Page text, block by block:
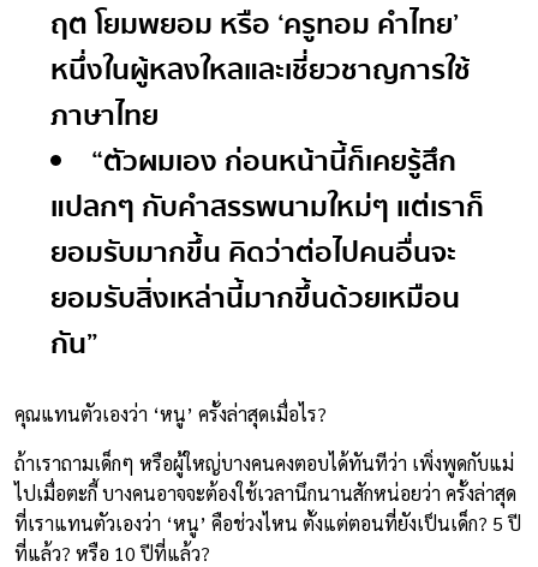
ฤต โยมพยอม หรือ ‘ครูทอม คำไทย’
หนึ่งในผู้หลงใหลและเชี่ยวชาญการใช้
ภาษาไทย
“ตัวผมเอง ก่อนหน้านี้ก็เคยรู้สึก
แปลกๆ กับคำสรรพนามใหม่ๆ แต่เราก็
ยอมรับมากขึ้น คิดว่าต่อไปคนอื่นจะ
ยอมรับสิ่งเหล่านี้มากขึ้นด้วยเหมือน
กัน”
คุณแทนตัวเองว่า ‘หนู’ ครั้งล่าสุดเมื่อไร?
ถ้าเราถามเด็กๆ หรือผู้ใหญ่บางคนคงตอบได้ทันทีว่า เพิ่งพูดกับแม่
ไปเมื่อตะกี้ บางคนอาจจะต้องใช้เวลานึกนานสักหน่อยว่า ครั้งล่าสุด
ที่เราแทนตัวเองว่า ‘หนู’ คือช่วงไหน ตั้งแต่ตอนที่ยังเป็นเด็ก? 5 ปี
ที่แล้ว? หรือ 10 ปีที่แล้ว?